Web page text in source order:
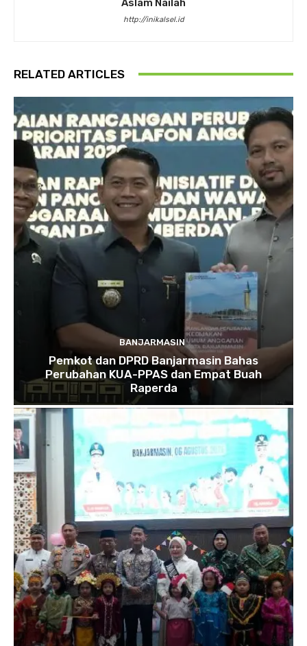
Aslam Nailah
http://inikalsel.id
RELATED ARTICLES
BANJARMASIN
Pemkot dan DPRD Banjarmasin Bahas
Perubahan KUA-PPAS dan Empat Buah
Raperda